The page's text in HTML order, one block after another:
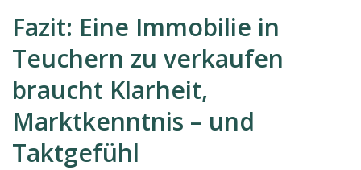
Fazit: Eine Immobilie in
Teuchern zu verkaufen
braucht Klarheit,
Marktkenntnis – und
Taktgefühl